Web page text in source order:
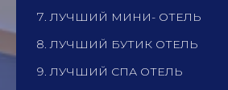
ЛУЧШИЙ МИНИ- ОТЕЛЬ
ЛУЧШИЙ БУТИК ОТЕЛЬ
ЛУЧШИЙ СПА ОТЕЛЬ